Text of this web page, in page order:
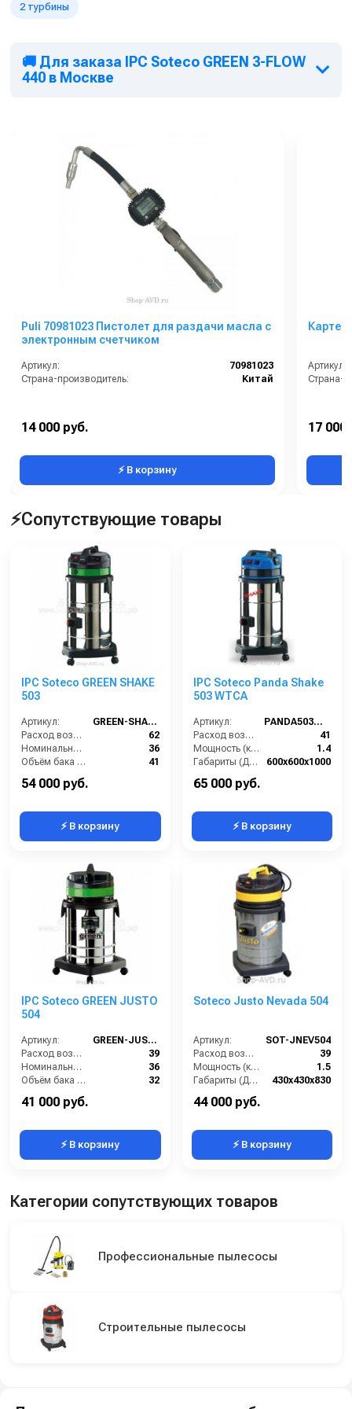
2 турбины
🚚 Для заказа IPC Soteco GREEN 3-FLOW
440 в Москве
Puli 70981023 Пистолет для раздачи масла с
электронным счетчиком
Артикул:
70981023
Страна-производитель:
Китай
14 000 руб.
⚡ В корзину
Картер
Артикул:
Страна-
17 000
⚡Сопутствующие товары
IPC Soteco GREEN SHAKE
503
Артикул:
GREEN-SHAKE503
Расход воздуха (л/сек):
62
Номинальный диаметр принадлежностей (мм):
36
Объём бака (л):
41
Разрежение / сила всасывания (мбар):
54 000 руб.
⚡ В корзину
IPC Soteco Panda Shake
503 WTCA
Артикул:
PANDA503WTCA
Расход воздуха (л/сек):
41
Мощность (кВт):
1.4
Габариты (ДхШхВ):
600x600x1000
Номинальный диаметр принадлежностей (мм):
65 000 руб.
⚡ В корзину
IPC Soteco GREEN JUSTO
504
Артикул:
GREEN-JUSTO-504
Расход воздуха (л/сек):
39
Номинальный диаметр принадлежностей (мм):
36
Объём бака (л):
32
41 000 руб.
⚡ В корзину
Soteco Justo Nevada 504
Артикул:
SOT-JNEV504
Расход воздуха (л/сек):
39
Мощность (кВт):
1.5
Габариты (ДхШхВ):
430х430х830
44 000 руб.
⚡ В корзину
Категории сопутствующих товаров
Профессиональные пылесосы
Строительные пылесосы